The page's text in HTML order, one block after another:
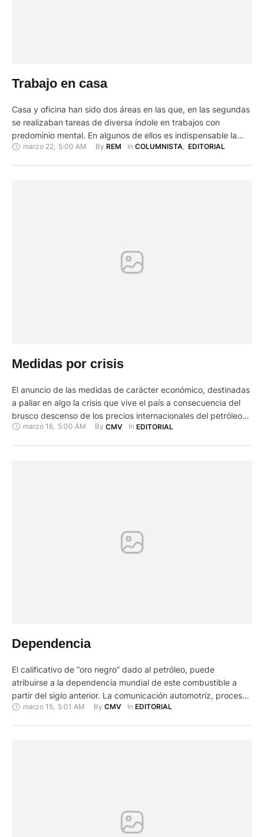
Trabajo en casa
Casa y oficina han sido dos áreas en las que, en las segundas
se realizaban tareas de diversa índole en trabajos con
predominio mental. En algunos de ellos es indispensable la
presencia del trabajador en el lugar si requiere atención al
marzo 22 5:00 AM By REM In COLUMNISTA, EDITORIAL
Medidas por crisis
El anuncio de las medidas de carácter económico, destinadas
a paliar en algo la crisis que vive el país a consecuencia del
brusco descenso de los precios internacionales del petróleo
como consecuencia de la epidemia del Coronavirus, no fueron
marzo 16, 5:00 AM By CMV In EDITORIAL
Dependencia
El calificativo de “oro negro” dado al petróleo, puede
atribuirse a la dependencia mundial de este combustible a
partir del siglo anterior. La comunicación automotriz, procesos
industriales y energía eléctrica no podrían darse en países
marzo 15 5:01 AM By CMV In EDITORIAL